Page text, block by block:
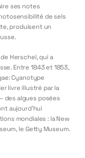
ses notes
de sels
produisent un
Herschel, qui a
Entre 1843 et 1853,
Cyanotype
livre illustré par la
des algues posées
aujourd'hui
mondiales : la New
le Getty Museum.
inattendue dans